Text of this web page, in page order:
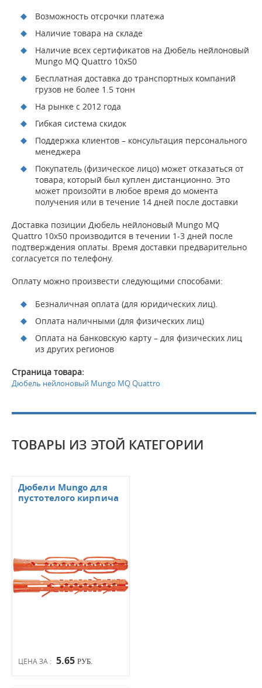
Возможность отсрочки платежа
Наличие товара на складе
Наличие всех сертификатов на Дюбель нейлоновый
Mungo MQ Quattro 10x50
Бесплатная доставка до транспортных компаний
грузов не более 1.5 тонн
На рынке с 2012 года
Гибкая система скидок
Поддержка клиентов – консультация персонального
менеджера
Покупатель (физическое лицо) может отказаться от
товара, который был куплен дистанционно. Это
может произойти в любое время до момента
получения или в течение 14 дней после доставки
Доставка позиции Дюбель нейлоновый Mungo MQ
Quattro 10x50 производится в течении 1-3 дней после
подтверждения оплаты. Время доставки предварительно
согласуется по телефону.
Оплату можно произвести следующими способами:
Безналичная оплата (для юридических лиц).
Оплата наличными (для физических лиц)
Оплата на банковскую карту – для физических лиц
из других регионов
Страница товара:
Дюбель нейлоновый Mungo MQ Quattro
ТОВАРЫ ИЗ ЭТОЙ КАТЕГОРИИ
ЦЕНА ЗА : 5.65 РУБ.
Дюбели Mungo для
пустотелого кирпича